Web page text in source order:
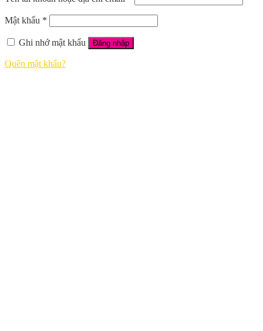
Mật khẩu *
Ghi nhớ mật khẩu Đăng nhập
Quên mật khẩu?